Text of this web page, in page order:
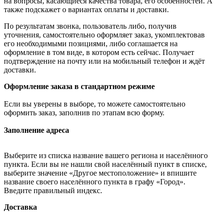
также подскажет о вариантах оплаты и доставки.
По результатам звонка, пользователь либо, получив
уточнения, самостоятельно оформляет заказ, укомплектовав
его необходимыми позициями, либо соглашается на
оформление в том виде, в котором есть сейчас. Получает
подтверждение на почту или на мобильный телефон и ждёт
доставки.
Оформление заказа в стандартном режиме
Если вы уверены в выборе, то можете самостоятельно
оформить заказ, заполнив по этапам всю форму.
Заполнение адреса
Выберите из списка название вашего региона и населённого
пункта. Если вы не нашли свой населённый пункт в списке,
выберите значение «Другое местоположение» и впишите
название своего населённого пункта в графу «Город».
Введите правильный индекс.
Доставка